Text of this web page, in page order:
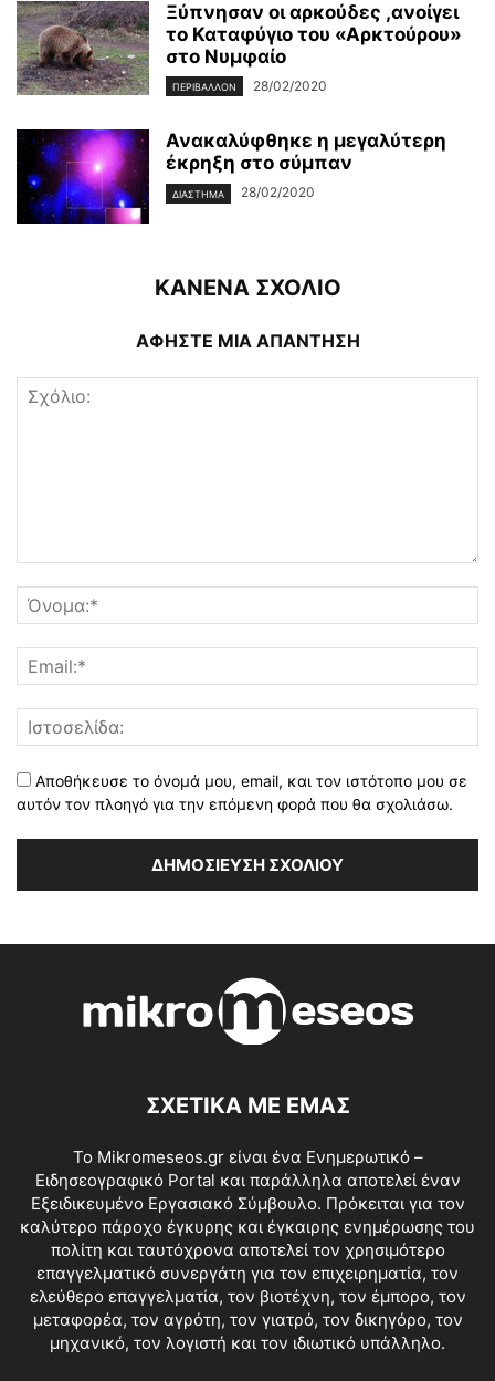
Ξύπνησαν οι αρκούδες ,ανοίγει
το Καταφύγιο του «Αρκτούρου»
στο Νυμφαίο
ΠΕΡΙΒΆΛΛΟΝ 28/02/2020
Ανακαλύφθηκε η μεγαλύτερη
έκρηξη στο σύμπαν
ΔΙΆΣΤΗΜΑ 28/02/2020
ΚΑΝΕΝΑ ΣΧΟΛΙΟ
ΑΦΗΣΤΕ ΜΙΑ ΑΠΑΝΤΗΣΗ
Αποθήκευσε το όνομά μου, email, και τον ιστότοπο μου σε
αυτόν τον πλοηγό για την επόμενη φορά που θα σχολιάσω.
ΣΧΕΤΙΚΑ ΜΕ ΕΜΑΣ
Το Mikromeseos.gr είναι ένα Ενημερωτικό –
Ειδησεογραφικό Portal και παράλληλα αποτελεί έναν
Εξειδικευμένο Εργασιακό Σύμβουλο. Πρόκειται για τον
καλύτερο πάροχο έγκυρης και έγκαιρης ενημέρωσης του
πολίτη και ταυτόχρονα αποτελεί τον χρησιμότερο
επαγγελματικό συνεργάτη για τον επιχειρηματία, τον
ελεύθερο επαγγελματία, τον βιοτέχνη, τον έμπορο, τον
μεταφορέα, τον αγρότη, τον γιατρό, τον δικηγόρο, τον
μηχανικό, τον λογιστή και τον ιδιωτικό υπάλληλο.